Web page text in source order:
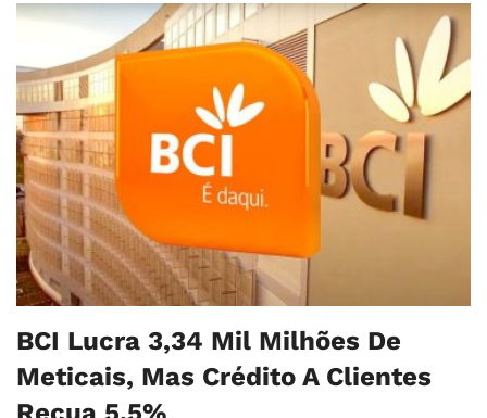
BCI Lucra 3,34 Mil Milhões De
Meticais, Mas Crédito A Clientes